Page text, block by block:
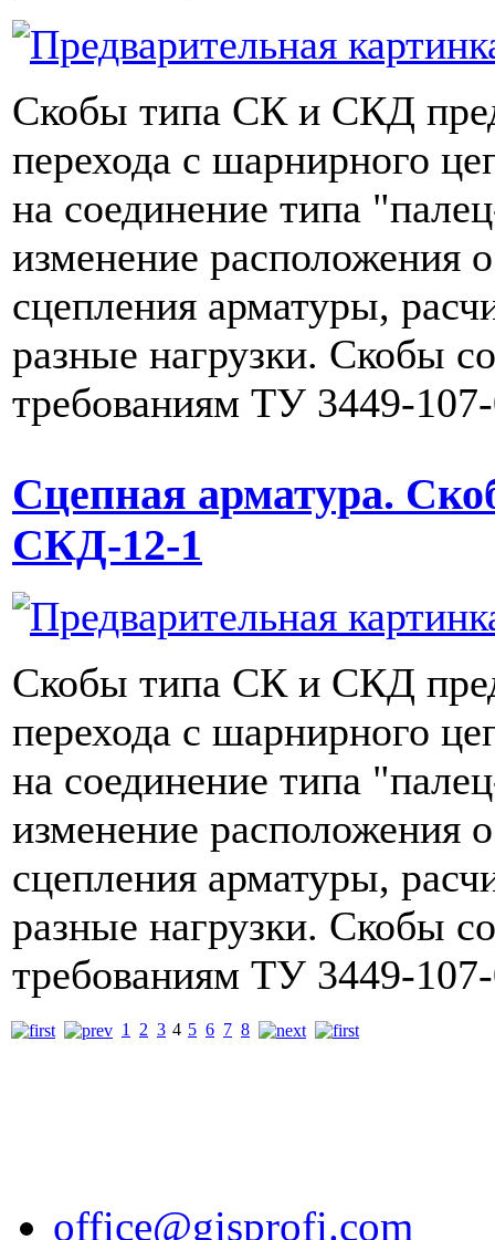
Скобы типа СК и СКД
перехода с шарнирного
на соединение типа
изменение расположения
сцепления арматуры,
разные нагрузки. Скобы
требованиям ТУ 3449-
Сцепная арматура.
СКД-12-1
Скобы типа СК и СКД
перехода с шарнирного
на соединение типа
изменение расположения
сцепления арматуры,
разные нагрузки. Скобы
требованиям ТУ 3449-
1 2 3 4 5 6 7 8
office@gisprofi.com